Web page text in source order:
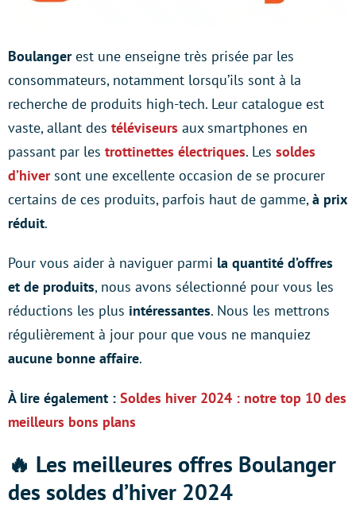
Boulangerest une enseigne très prisée par les
consommateurs, notamment lorsqu’ils sont à la
recherche de produits high-tech. Leur catalogue est
vaste, allant des téléviseurs aux smartphones en
passant par les trottinettes électriques. Les soldes
d’hiversont une excellente occasion de se procurer
certains de ces produits, parfois haut de gamme,à prix
réduit.
Pour vous aider à naviguer parmi la quantité d’offres
et de produits, nous avons sélectionné pour vous les
réductions les plus intéressantes. Nous les mettrons
régulièrement à jour pour que vous ne manquiez
aucune bonne affaire.
À lire également : Soldes hiver 2024 : notre top 10 des
meilleurs bons plans
🔥 Les meilleures offres Boulanger
des soldes d’hiver 2024